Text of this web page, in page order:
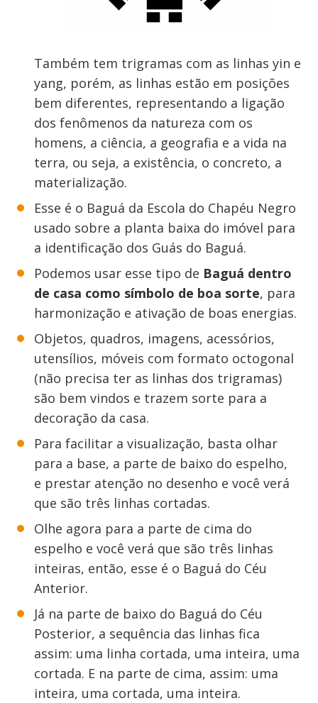
Também tem trigramas com as linhas yin e
yang, porém, as linhas estão em posições
bem diferentes, representando a ligação
dos fenômenos da natureza com os
homens, a ciência, a geografia e a vida na
terra, ou seja, a existência, o concreto, a
materialização.
Esse é o Baguá da Escola do Chapéu Negro
usado sobre a planta baixa do imóvel para
a identificação dos Guás do Baguá.
Podemos usar esse tipo de Baguá dentro
de casa como símbolo de boa sorte, para
harmonização e ativação de boas energias.
Objetos, quadros, imagens, acessórios,
utensílios, móveis com formato octogonal
(não precisa ter as linhas dos trigramas)
são bem vindos e trazem sorte para a
decoração da casa.
Para facilitar a visualização, basta olhar
para a base, a parte de baixo do espelho,
e prestar atenção no desenho e você verá
que são três linhas cortadas.
Olhe agora para a parte de cima do
espelho e você verá que são três linhas
inteiras, então, esse é o Baguá do Céu
Anterior.
Já na parte de baixo do Baguá do Céu
Posterior, a sequência das linhas fica
assim: uma linha cortada, uma inteira, uma
cortada. E na parte de cima, assim: uma
inteira, uma cortada, uma inteira.